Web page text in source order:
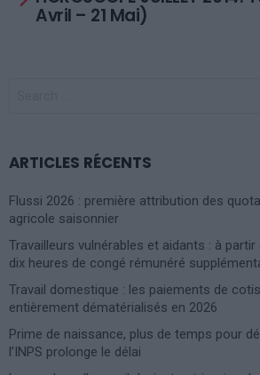
Avril – 21 Mai)
ARTICLES RÉCENTS
Flussi 2026 : première attribution des
agricole saisonnier
Travailleurs vulnérables et aidants : à partir
dix heures de congé rémunéré
Travail domestique : les paiements de
entièrement dématérialisés en 2026
Prime de naissance, plus de temps pour
l’INPS prolonge le délai